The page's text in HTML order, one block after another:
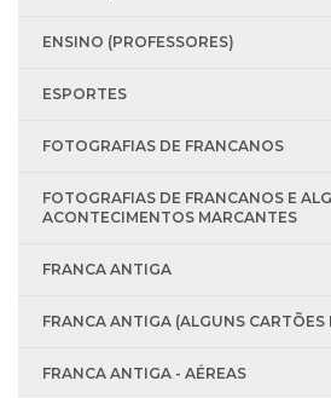
ENSINO (PROFESSORES)
ESPORTES
FOTOGRAFIAS DE FRANCANOS
FOTOGRAFIAS DE FRANCANOS E
ACONTECIMENTOS MARCANTES
FRANCA ANTIGA
FRANCA ANTIGA (ALGUNS CARTÕES
FRANCA ANTIGA - AÉREAS